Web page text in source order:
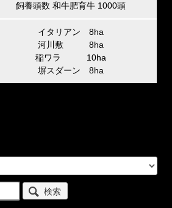
飼養頭数 和牛肥育牛 1000頭
イタリアン 8ha
河川敷 8ha
稲ワラ 10ha
塀スダーン 8ha
検索